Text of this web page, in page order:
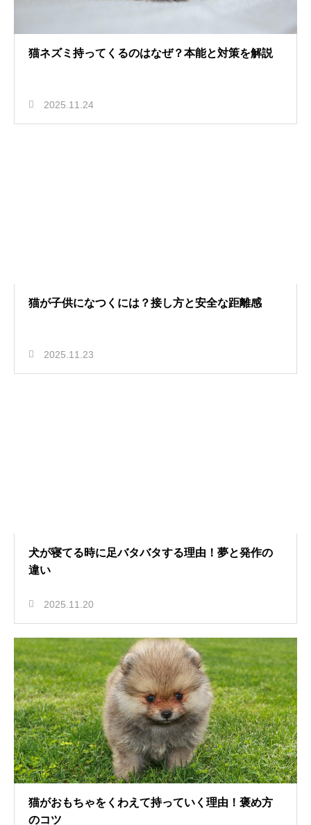
猫ネズミ持ってくるのはなぜ？本能と対策を解説
2025.11.24
猫が子供になつくには？接し方と安全な距離感
2025.11.23
犬が寝てる時に足バタバタする理由！夢と発作の
違い
2025.11.20
猫がおもちゃをくわえて持っていく理由！褒め方
のコツ